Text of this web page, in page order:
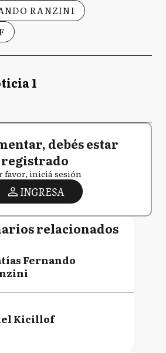
RANZINI
1
debés estar
registrado
favor, iniciá sesión
INGRESA
relacionados
Fernando
Kicillof